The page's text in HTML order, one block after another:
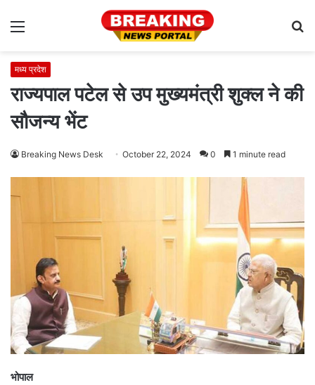
Menu
मध्य प्रदेश
राज्यपाल पटेल से उप मुख्यमंत्री शुक्ल ने की
सौजन्य भेंट
Breaking News Desk October 22, 2024 0 1 minute read
भोपाल